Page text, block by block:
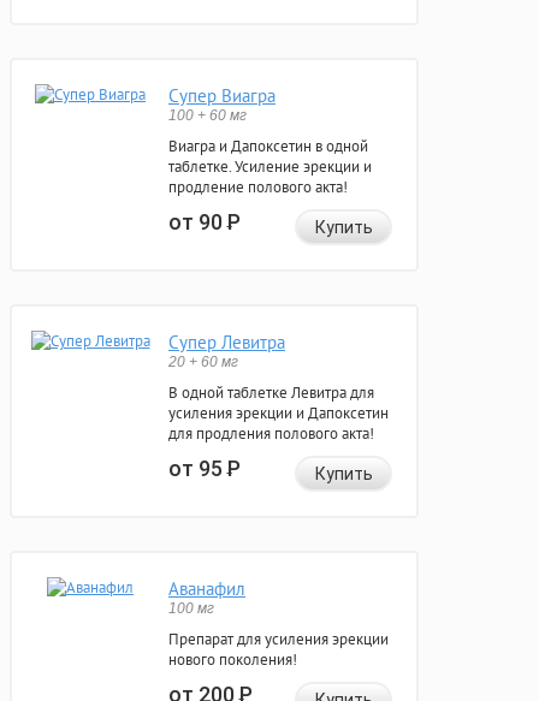
Супер Виагра
100 + 60 мг
Виагра и Дапоксетин в одной
таблетке. Усиление эрекции и
продление полового акта!
от 90Р Купить
Супер Левитра
20 + 60 мг
В одной таблетке Левитра для
усиления эрекции и Дапоксетин
для продления полового акта!
от 95Р Купить
Аванафил
100 мг
Препарат для усиления эрекции
нового поколения!
от 200Р